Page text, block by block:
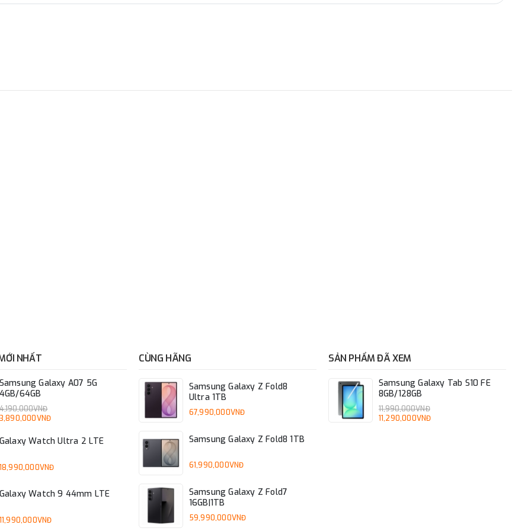
eSIM,...
Cảm biến Gia tốc, Cảm biến Vân tay, Cảm biến Con quay hồi chuyển, Cảm biến Địa Từ, Cảm biến Hall Từ
trường, Cảm biến Ánh Sáng
NHẤT
Samsung Galaxy A07 5G
4GB/64GB
4,190,000VNĐ
3,890,000VNĐ
Galaxy Watch Ultra 2 LTE
18,990,000VNĐ
Galaxy Watch 9 44mm LTE
11,990,000VNĐ
CÙNG HÃNG
Samsung Galaxy Z Fold8
Ultra 1TB
67,990,000VNĐ
Samsung Galaxy Z Fold8 1TB
61,990,000VNĐ
Samsung Galaxy Z Fold7
16GB|1TB
59,990,000VNĐ
SẢN PHẨM ĐÃ XEM
Samsung Galaxy Tab S10 FE
8GB/128GB
11,990,000VNĐ
11,290,000VNĐ